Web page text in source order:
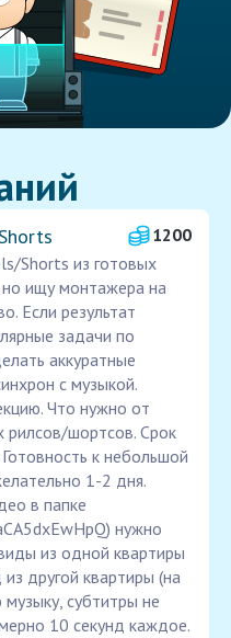
1200
Shorts из готовых
но ищу монтажера на
Если результат
задачи по
аккуратные
с музыкой.
Что нужно от
рилсов/шортсов. Срок
к небольшой
1-2 дня.
в папке
нужно
из одной квартиры
другой квартиры (на
субтитры не
10 секунд каждое.